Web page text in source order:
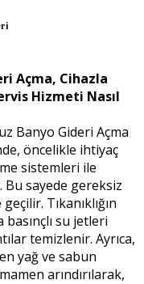
Açma, Cihazla
Hizmeti Nasıl
Banyo Gideri Açma
öncelikle ihtiyaç
sistemleri ile
sayede gereksiz
Tıkanıklığın
su jetleri
temizlenir. Ayrıca,
yağ ve sabun
arındırılarak,